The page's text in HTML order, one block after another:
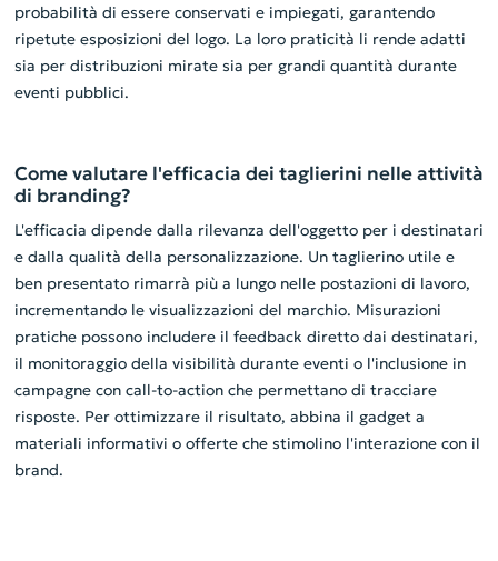
probabilità di essere conservati e impiegati, garantendo
ripetute esposizioni del logo. La loro praticità li rende adatti
sia per distribuzioni mirate sia per grandi quantità durante
eventi pubblici.
Come valutare l'efficacia dei taglierini nelle attività
di branding?
L'efficacia dipende dalla rilevanza dell'oggetto per i destinatari
e dalla qualità della personalizzazione. Un taglierino utile e
ben presentato rimarrà più a lungo nelle postazioni di lavoro,
incrementando le visualizzazioni del marchio. Misurazioni
pratiche possono includere il feedback diretto dai destinatari,
il monitoraggio della visibilità durante eventi o l'inclusione in
campagne con call-to-action che permettano di tracciare
risposte. Per ottimizzare il risultato, abbina il gadget a
materiali informativi o offerte che stimolino l'interazione con il
brand.